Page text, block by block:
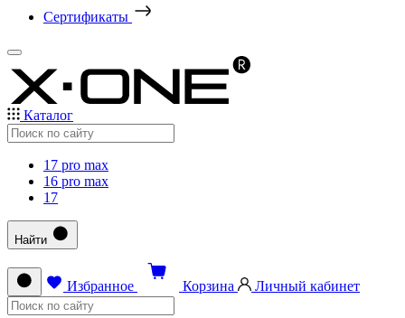
Сертификаты
Каталог
17 pro max
16 pro max
17
Найти
Избранное Корзина Личный кабинет